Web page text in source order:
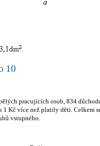
10
pracujících osob, 834
Kč více než platily děti. Celkem
vstupného.